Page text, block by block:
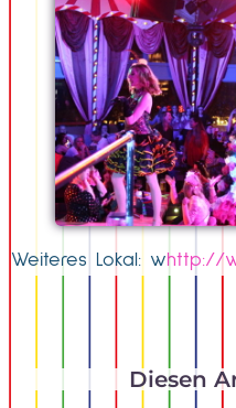
Weiteres Lokal: whttp://
Diesen